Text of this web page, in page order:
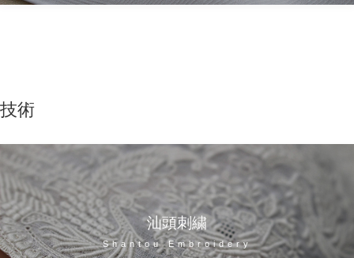
技術
汕頭刺繍
Shantou Embroidery